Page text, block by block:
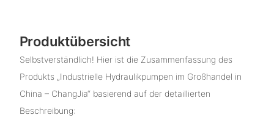
Produktübersicht
Selbstverständlich! Hier ist die Zusammenfassung des
Produkts „Industrielle Hydraulikpumpen im Großhandel in
China – ChangJia“ basierend auf der detaillierten
Beschreibung: